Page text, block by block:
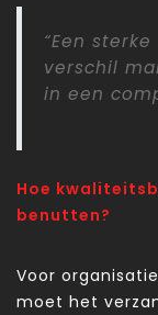
“Een
verschil
in een
Hoe
benutten?
Voor
moet het